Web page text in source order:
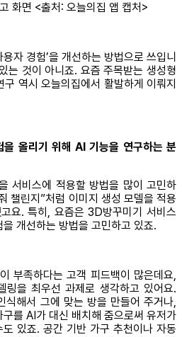
화면 <출처: 오늘의집 앱 캡처>
자 경험’을 개선하는 방법으로 쓰입니
는 것이 아니죠. 요즘 주목받는 생성형
역시 오늘의집에서 활발하게 이뤄지
을 올리기 위해 AI 기능을 연구하는 분
서비스에 적용할 방법을 많이 고민하
챌린지”처럼 이미지 생성 모델을 적용
요. 특히, 요즘은 3D방꾸미기 서비스
개선하는 방법을 고민하고 있죠.
부족하다는 고객 피드백이 많은데요,
을 최우선 과제로 생각하고 있어요.
식해서 그에 맞는 방을 만들어 주거나,
를 AI가 대신 배치해 줌으로써 유저가
있죠. 공간 기반 가구 추천이나 자동